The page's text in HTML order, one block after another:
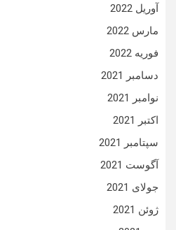
آوریل 2022
مارس 2022
فوریه 2022
دسامبر 2021
نوامبر 2021
اکتبر 2021
سپتامبر 2021
آگوست 2021
جولای 2021
ژوئن 2021